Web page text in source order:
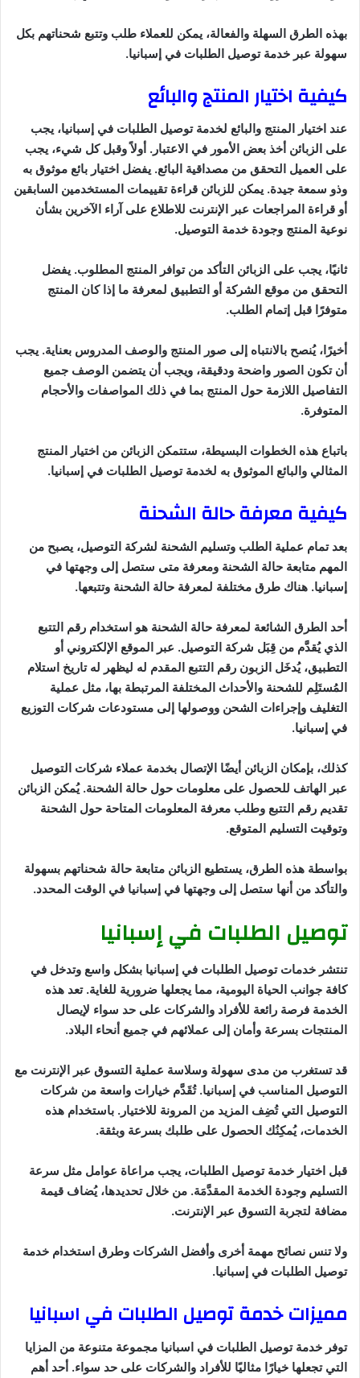
بهذه الطرق السهلة والفعالة، يمكن للعملاء طلب وتتبع شحناتهم بكل
سهولة عبر خدمة توصيل الطلبات في إسبانيا.
كيفية اختيار المنتج والبائع
عند اختيار المنتج والبائع لخدمة توصيل الطلبات في إسبانيا، يجب
على الزبائن أخذ بعض الأمور في الاعتبار. أولاً وقبل كل شيء، يجب
على العميل التحقق من مصداقية البائع. يفضل اختيار بائع موثوق به
وذو سمعة جيدة. يمكن للزبائن قراءة تقييمات المستخدمين السابقين
أو قراءة المراجعات عبر الإنترنت للاطلاع على آراء الآخرين بشأن
نوعية المنتج وجودة خدمة التوصيل.
ثانيًا، يجب على الزبائن التأكد من توافر المنتج المطلوب. يفضل
التحقق من موقع الشركة أو التطبيق لمعرفة ما إذا كان المنتج
متوفرًا قبل إتمام الطلب.
أخيرًا، يُنصح بالانتباه إلى صور المنتج والوصف المدروس بعناية. يجب
أن تكون الصور واضحة ودقيقة، ويجب أن يتضمن الوصف جميع
التفاصيل اللازمة حول المنتج بما في ذلك المواصفات والأحجام
المتوفرة.
باتباع هذه الخطوات البسيطة، ستتمكن الزبائن من اختيار المنتج
المثالي والبائع الموثوق به لخدمة توصيل الطلبات في إسبانيا.
كيفية معرفة حالة الشحنة
بعد تمام عملية الطلب وتسليم الشحنة لشركة التوصيل، يصبح من
المهم متابعة حالة الشحنة ومعرفة متى ستصل إلى وجهتها في
إسبانيا. هناك طرق مختلفة لمعرفة حالة الشحنة وتتبعها.
أحد الطرق الشائعة لمعرفة حالة الشحنة هو استخدام رقم التتبع
الذي يُقدَّم من قِبَل شركة التوصيل. عبر الموقع الإلكتروني أو
التطبيق، يُدخَل الزبون رقم التتبع المقدم له ليظهر له تاريخ استلام
المُستَلِم للشحنة والأحداث المختلفة المرتبطة بها، مثل عملية
التغليف وإجراءات الشحن ووصولها إلى مستودعات شركات التوزيع
في إسبانيا.
كذلك، بإمكان الزبائن أيضًا اﻹتصال بخدمة عملاء شركات التوصيل
عبر الهاتف للحصول على معلومات حول حالة الشحنة. يُمكن الزبائن
تقديم رقم التتبع وطلب معرفة المعلومات المتاحة حول الشحنة
وتوقيت التسليم المتوقع.
بواسطة هذه الطرق، يستطيع الزبائن متابعة حالة شحناتهم بسهولة
والتأكد من أنها ستصل إلى وجهتها في إسبانيا في الوقت المحدد.
توصيل الطلبات في إسبانيا
تنتشر خدمات توصيل الطلبات في إسبانيا بشكل واسع وتدخل في
كافة جوانب الحياة اليومية، مما يجعلها ضرورية للغاية. تعد هذه
الخدمة فرصة رائعة للأفراد والشركات على حد سواء لإيصال
المنتجات بسرعة وأمان إلى عملائهم في جميع أنحاء البلاد.
قد تستغرب من مدى سهولة وسلاسة عملية التسوق عبر الإنترنت مع
التوصيل المناسب في إسبانيا. تُقَدَّم خيارات واسعة من شركات
التوصيل التي تُضِف المزيد من المرونة للاختيار. باستخدام هذه
الخدمات، يُمكِنُك الحصول على طلبك بسرعة وبثقة.
قبل اختيار خدمة توصيل الطلبات، يجب مراعاة عوامل مثل سرعة
التسليم وجودة الخدمة المقدَّمَة. من خلال تحديدها، يُضاف قيمة
مضافة لتجربة التسوق عبر الإنترنت.
ولا تنس نصائح مهمة أخرى وأفضل الشركات وطرق استخدام خدمة
توصيل الطلبات في إسبانيا.
مميزات خدمة توصيل الطلبات في اسبانيا
توفر خدمة توصيل الطلبات في اسبانيا مجموعة متنوعة من المزايا
التي تجعلها خيارًا مثاليًا للأفراد والشركات على حد سواء. أحد أهم